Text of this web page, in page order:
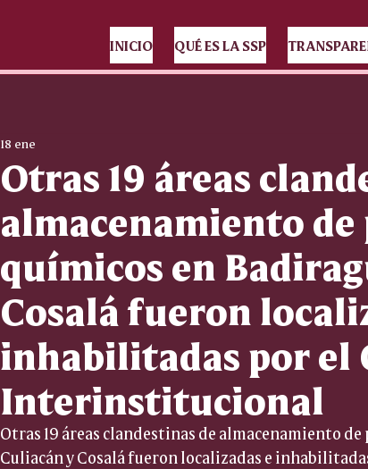
INICIO QUÉ ES LA SSP
Otras 19 áreas
almacenamiento de
químicos en
Cosalá fueron
inhabilitadas por el
Interinstitucional
18 ene
Otras 19 áreas clandestinas de almacenamiento
Culiacán y Cosalá fueron localizadas e